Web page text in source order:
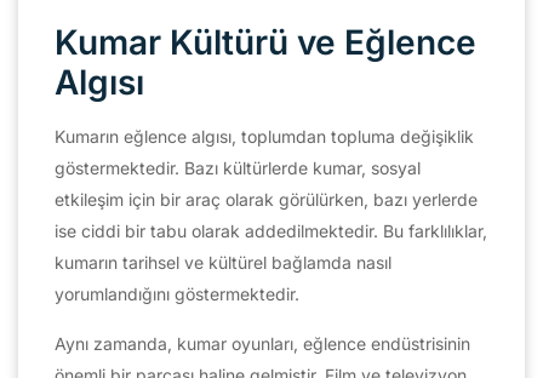
Kumar Kültürü ve Eğlence
Algısı
Kumarın eğlence algısı, toplumdan topluma değişiklik
göstermektedir. Bazı kültürlerde kumar, sosyal
etkileşim için bir araç olarak görülürken, bazı yerlerde
ise ciddi bir tabu olarak addedilmektedir. Bu farklılıklar,
kumarın tarihsel ve kültürel bağlamda nasıl
yorumlandığını göstermektedir.
Aynı zamanda, kumar oyunları, eğlence endüstrisinin